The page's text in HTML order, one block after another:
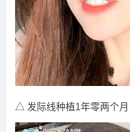
△ 发际线种植1年零两个月